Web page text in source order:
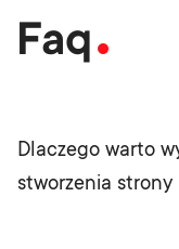
Faq
Dlaczego warto
stworzenia